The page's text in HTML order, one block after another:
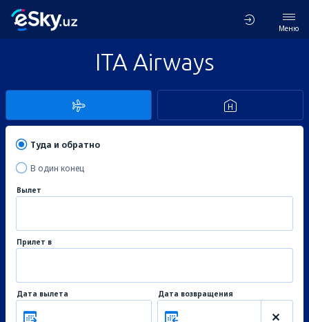
Меню
ITA Airways
Туда и обратно
В один конец
Вылет
Прилет в
Дата вылета Дата возвращения